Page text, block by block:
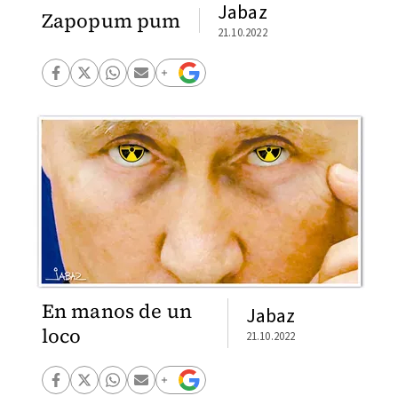
Zapopum pum Jabaz
21.10.2022
En manos de un
loco
Jabaz
21.10.2022